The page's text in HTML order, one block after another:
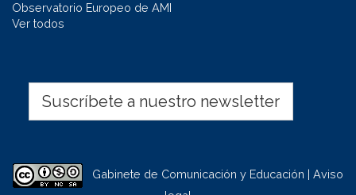
Observatorio Europeo de AMI
Ver todos
Suscríbete a nuestro newsletter
Gabinete de Comunicación y Educación | Aviso